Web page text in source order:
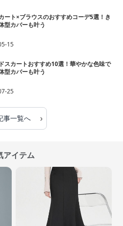
ート×ブラウスのおすすめコーデ5選！き
型カバーも叶う
15
スカートおすすめ10選！華やかな色味で
型カバーも叶う
25
事一覧へ ›
アイテム